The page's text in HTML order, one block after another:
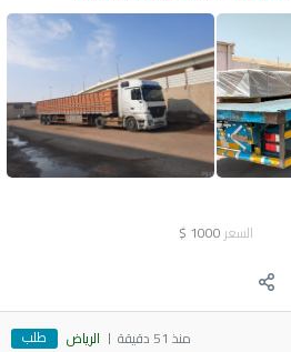
السعر 1000
$
منذ 51 دقيقة الرياض طلب